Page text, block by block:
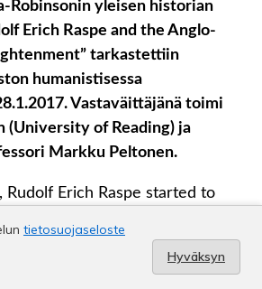
tietosuojaseloste
Hyväksyn